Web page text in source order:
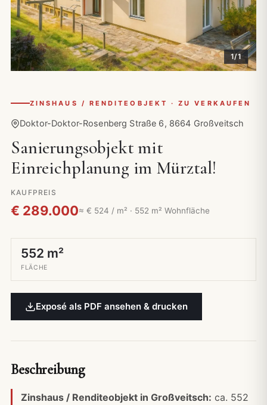
1/1
ZINSHAUS / RENDITEOBJEKT · ZU VERKAUFEN
Doktor-Doktor-Rosenberg Straße 6, 8664 Großveitsch
Sanierungsobjekt mit
Einreichplanung im Mürztal!
KAUFPREIS
€ 289.000≈ € 524 / m² · 552 m² Wohnfläche
552 m²
FLÄCHE
Exposé als PDF ansehen & drucken
Beschreibung
Zinshaus / Renditeobjekt in Großveitsch: ca. 552